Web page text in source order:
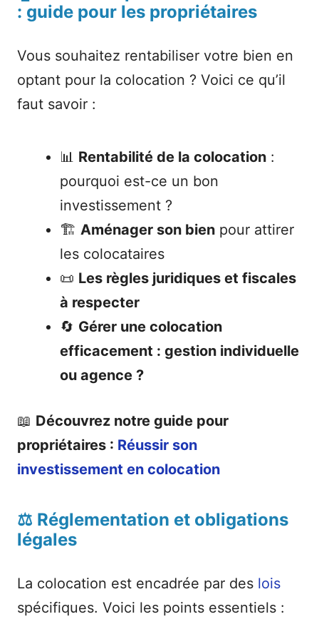
: guide pour les propriétaires
Vous souhaitez rentabiliser votre bien en
optant pour la colocation ? Voici ce qu’il
faut savoir :
📊 Rentabilité de la colocation :
pourquoi est-ce un bon
investissement ?
🏗️ Aménager son bien pour attirer
les colocataires
📜 Les règles juridiques et fiscales
à respecter
🔄 Gérer une colocation
efficacement : gestion individuelle
ou agence ?
📖 Découvrez notre guide pour
propriétaires : Réussir son
investissement en colocation
⚖️ Réglementation et obligations
légales
La colocation est encadrée par des lois
spécifiques. Voici les points essentiels :